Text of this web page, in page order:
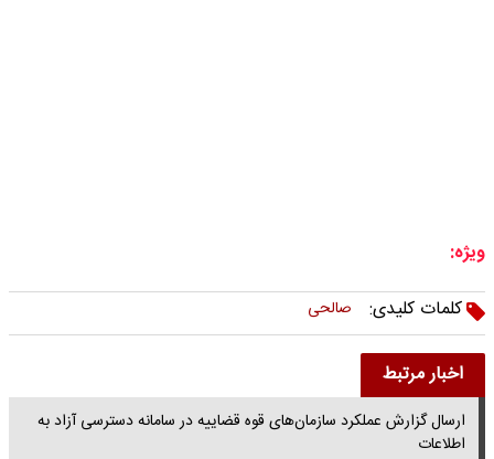
ویژه:
کلمات کلیدی:
صالحی
اخبار مرتبط
ارسال گزارش عملکرد سازمان‌های قوه قضاییه در سامانه دسترسی آزاد به
اطلاعات